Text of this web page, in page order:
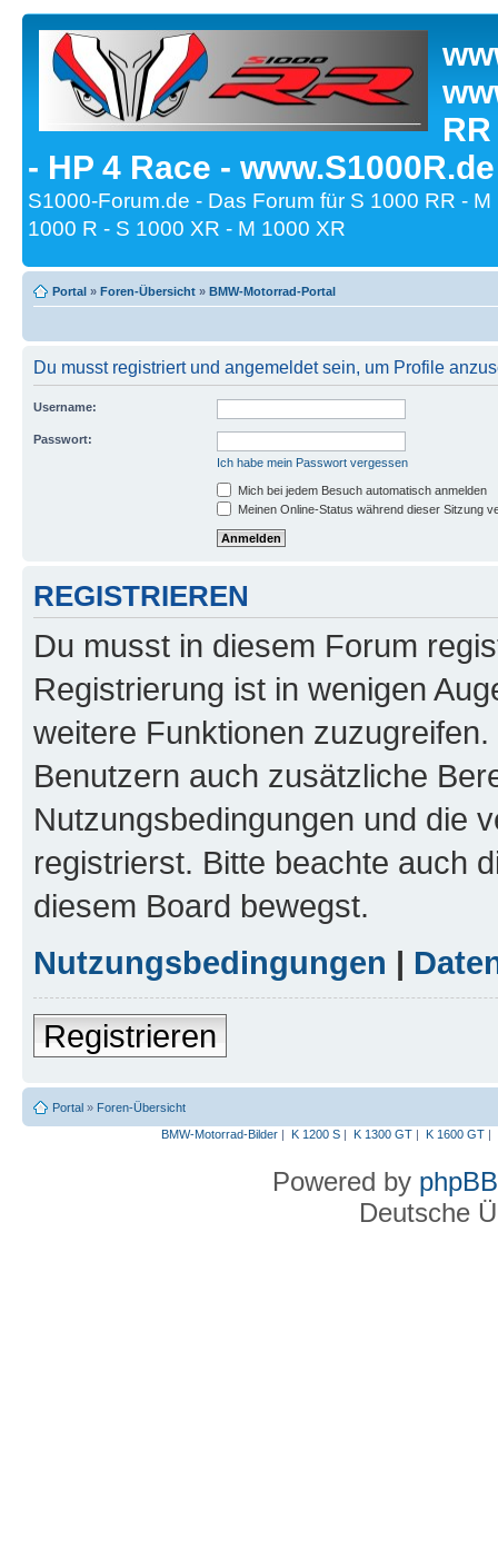
- HP 4 Race -
S1000-Forum.de - Das Forum für S 1000 RR -
1000 R - S 1000 XR - M 1000 XR
Portal » Foren-Übersicht » BMW-Motorrad-Portal
Du musst registriert und angemeldet sein, um Profile
Username:
Passwort:
Ich habe mein Passwort vergessen
Mich bei jedem Besuch automatisch anmelden
Meinen Online-Status während dieser Sitzung
REGISTRIEREN
Du musst in diesem Forum
Registrierung ist in wenigen
weitere Funktionen
Benutzern auch zusätzliche
Nutzungsbedingungen und die
registrierst. Bitte beachte auch
diesem Board bewegst.
Nutzungsbedingungen |
Registrieren
Portal » Foren-Übersicht
BMW-Motorrad-Bilder| K 1200 S| K 1300 GT| K 1600 GT|
Powered by phpBB
Deutsche